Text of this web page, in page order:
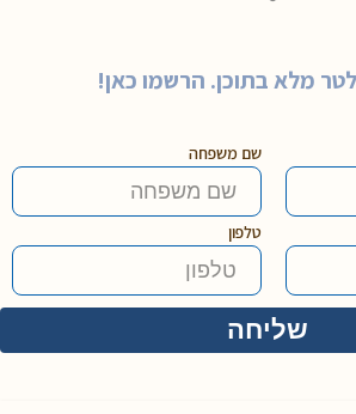
מלא בתוכן. הרשמו כאן!
שם משפחה
טלפון